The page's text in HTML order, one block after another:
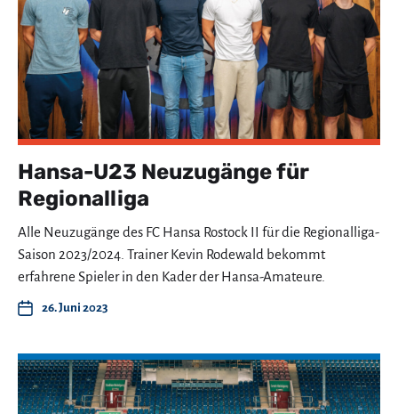
Hansa-U23 Neuzugänge für
Regionalliga
Alle Neuzugänge des FC Hansa Rostock II für die Regionalliga-
Saison 2023/2024. Trainer Kevin Rodewald bekommt
erfahrene Spieler in den Kader der Hansa-Amateure.
26. Juni 2023